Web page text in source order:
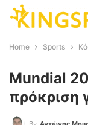
Home Sports
Mundial
πρόκριση